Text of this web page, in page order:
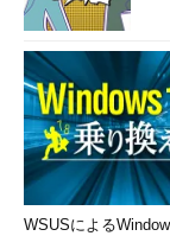
ユーザーをグル
「gpasswd -d
ーザーを削除でき
「sudoers」グル
「gpasswd -d
WSUSによる